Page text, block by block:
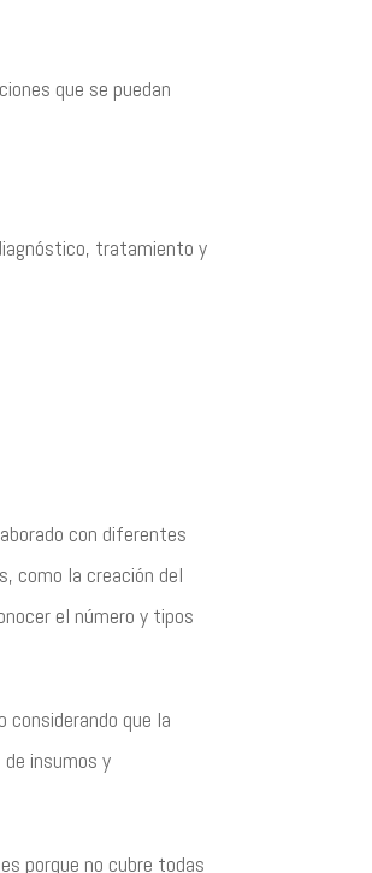
que se puedan
tratamiento y
con diferentes
como la creación del
el número y tipos
considerando que la
insumos y
porque no cubre todas